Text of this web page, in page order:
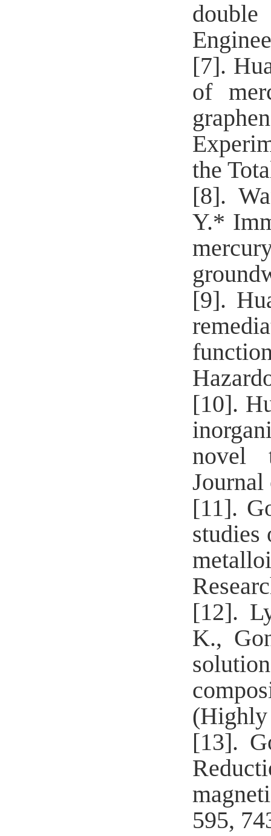
[7].
of
the
[8].
Y.*
[9].
[10].
novel
[11].
studies
[12].
K.,
(Highly
[13].
595,